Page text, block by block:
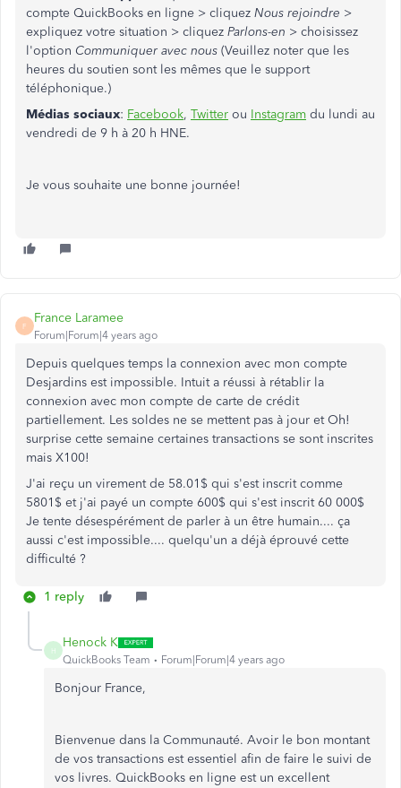
compte QuickBooks en ligne > cliquez Nous rejoindre >
expliquez votre situation > cliquez Parlons-en > choisissez
l'option Communiquer avec nous (Veuillez noter que les
heures du soutien sont les mêmes que le support
téléphonique.)
Médias sociaux: Facebook, Twitter ou Instagram du lundi au
vendredi de 9 h à 20 h HNE.
Je vous souhaite une bonne journée!
F
France Laramee
Forum|Forum|4 years ago
Depuis quelques temps la connexion avec mon compte
Desjardins est impossible. Intuit a réussi à rétablir la
connexion avec mon compte de carte de crédit
partiellement. Les soldes ne se mettent pas à jour et Oh!
surprise cette semaine certaines transactions se sont inscrites
mais X100!
J'ai reçu un virement de 58.01$ qui s'est inscrit comme
5801$ et j'ai payé un compte 600$ qui s'est inscrit 60 000$
Je tente désespérément de parler à un être humain.... ça
aussi c'est impossible.... quelqu'un a déjà éprouvé cette
difficulté ?
1 reply
H
Henock K
QuickBooks Team Forum|Forum|4 years ago
Bonjour France,
Bienvenue dans la Communauté. Avoir le bon montant
de vos transactions est essentiel afin de faire le suivi de
vos livres. QuickBooks en ligne est un excellent